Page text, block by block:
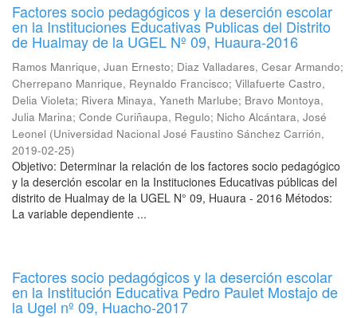
Factores socio pedagógicos y la deserción escolar
en la Instituciones Educativas Publicas del Distrito
de Hualmay de la UGEL Nº 09, Huaura-2016
Ramos Manrique, Juan Ernesto; Diaz Valladares, Cesar Armando;
Cherrepano Manrique, Reynaldo Francisco; Villafuerte Castro,
Delia Violeta; Rivera Minaya, Yaneth Marlube; Bravo Montoya,
Julia Marina; Conde Curiñaupa, Regulo; Nicho Alcántara, José
Leonel (Universidad Nacional José Faustino Sánchez Carrión,
2019-02-25)
Objetivo: Determinar la relación de los factores socio pedagógico
y la deserción escolar en la Instituciones Educativas públicas del
distrito de Hualmay de la UGEL N° 09, Huaura - 2016 Métodos:
La variable dependiente ...
Factores socio pedagógicos y la deserción escolar
en la Institución Educativa Pedro Paulet Mostajo de
la Ugel nº 09, Huacho-2017